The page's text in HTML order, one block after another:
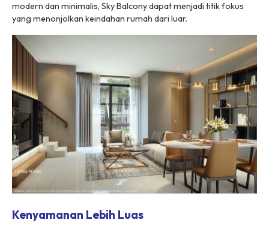
modern dan minimalis, Sky Balconydapat menjadi titik fokus
yang menonjolkan keindahan rumah dari luar.
Kenyamanan Lebih Luas